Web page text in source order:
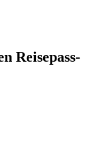
Reisepass-